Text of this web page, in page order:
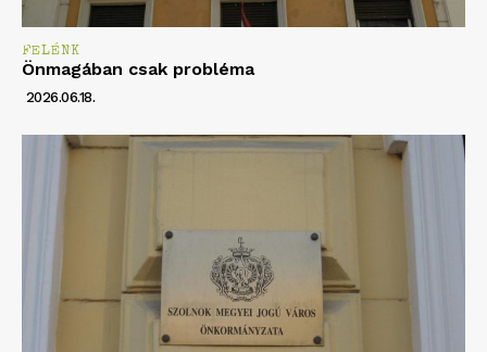
FELÉNK
Önmagában csak probléma
2026.06.18.